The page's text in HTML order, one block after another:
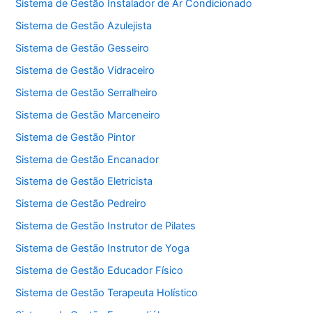
Sistema de Gestão Instalador de Ar Condicionado
Sistema de Gestão Azulejista
Sistema de Gestão Gesseiro
Sistema de Gestão Vidraceiro
Sistema de Gestão Serralheiro
Sistema de Gestão Marceneiro
Sistema de Gestão Pintor
Sistema de Gestão Encanador
Sistema de Gestão Eletricista
Sistema de Gestão Pedreiro
Sistema de Gestão Instrutor de Pilates
Sistema de Gestão Instrutor de Yoga
Sistema de Gestão Educador Físico
Sistema de Gestão Terapeuta Holístico